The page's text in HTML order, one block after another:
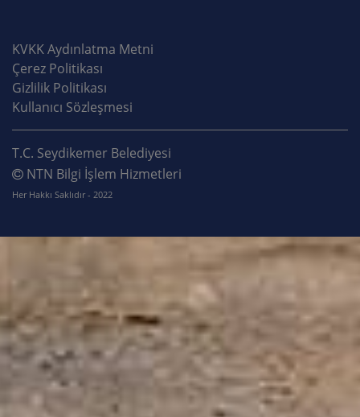
KVKK Aydınlatma Metni
Çerez Politikası
Gizlilik Politikası
Kullanıcı Sözleşmesi
T.C. Seydikemer Belediyesi
NTN Bilgi İşlem Hizmetleri
Her Hakkı Saklıdır - 2022